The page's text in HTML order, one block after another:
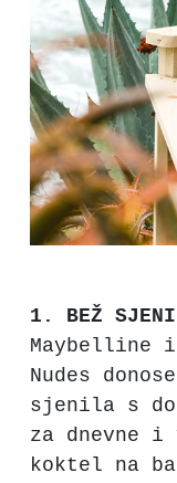
1. BEŽ
Maybelline i
Nudes
sjenila s
za dnevne
koktel na